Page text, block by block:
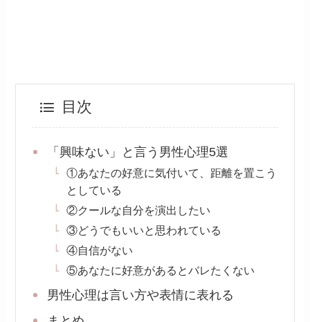
目次
「興味ない」と言う男性心理5選
①あなたの好意に気付いて、距離を置こう
としている
②クールな自分を演出したい
③どうでもいいと思われている
④自信がない
⑤あなたに好意があるとバレたくない
男性心理は言い方や表情に表れる